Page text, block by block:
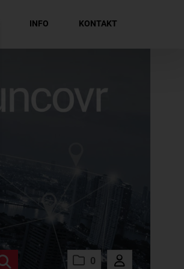
INFO KONTAKT
0